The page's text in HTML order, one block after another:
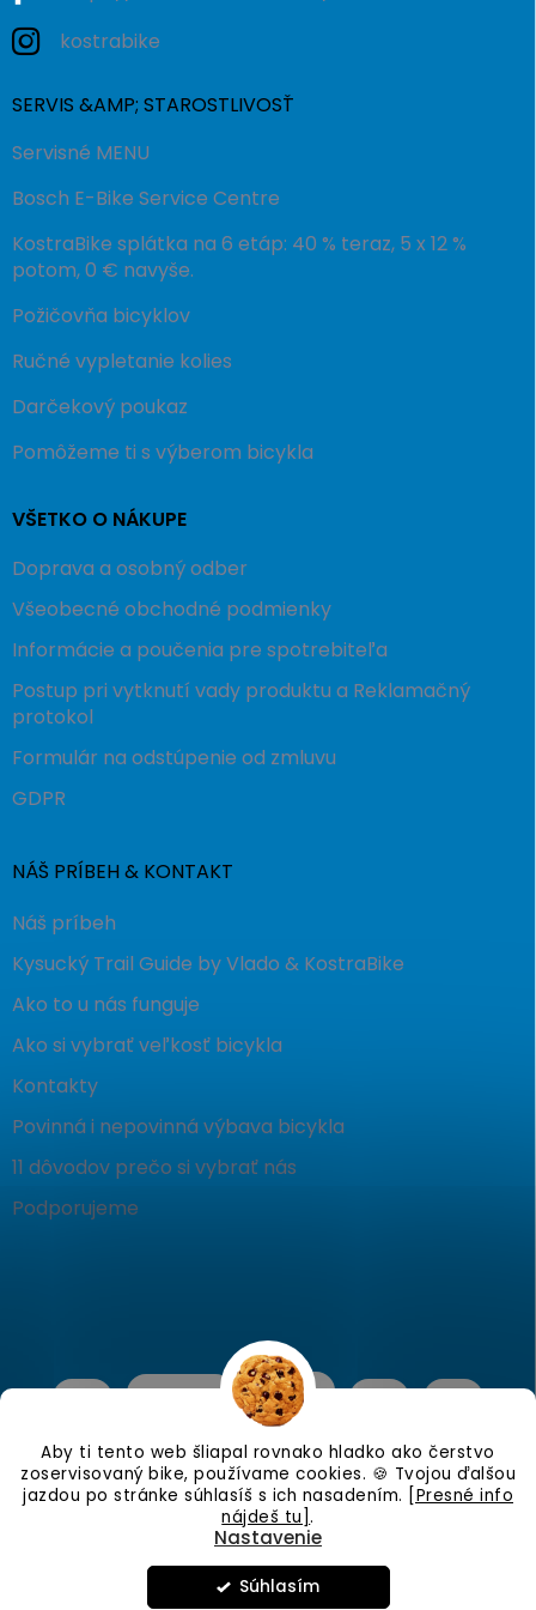
Aby ti tento web šliapal rovnako hladko ako čerstvo
zoservisovaný bike, používame cookies. 🍪 Tvojou ďalšou
jazdou po stránke súhlasíš s ich nasadením. [Presné info
nájdeš tu].
Nastavenie
Súhlasím
kostrabike
SERVIS &AMP; STAROSTLIVOSŤ
Servisné MENU
Bosch E-Bike Service Centre
KostraBike splátka na 6 etáp: 40 % teraz, 5 x 12 %
potom, 0 € navyše.
Požičovňa bicyklov
Ručné vypletanie kolies
Darčekový poukaz
Pomôžeme ti s výberom bicykla
VŠETKO O NÁKUPE
Doprava a osobný odber
Všeobecné obchodné podmienky
Informácie a poučenia pre spotrebiteľa
Postup pri vytknutí vady produktu a Reklamačný
protokol
Formulár na odstúpenie od zmluvu
GDPR
NÁŠ PRÍBEH & KONTAKT
Náš príbeh
Kysucký Trail Guide by Vlado & KostraBike
Ako to u nás funguje
Ako si vybrať veľkosť bicykla
Kontakty
Povinná i nepovinná výbava bicykla
11 dôvodov prečo si vybrať nás
Podporujeme
nastavenie cookies